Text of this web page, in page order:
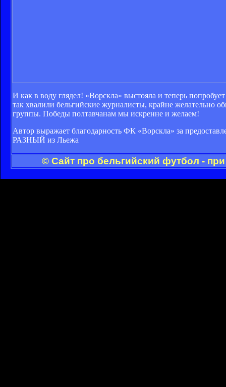
И как в воду глядел! «Ворскла» выстояла и теперь
так хвалили бельгийские журналисты, крайне желательно
группы. Победы полтавчанам мы искренне и желаем!
Автор выражает благодарность ФК «Ворскла» за
РАЗНЫЙ из Льежа
© Сайт про бельгийский футбол -